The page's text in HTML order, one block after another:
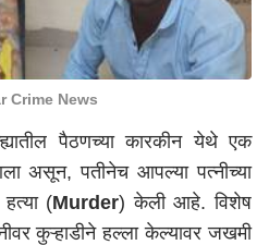
Crime News
पैठणच्या कारकीन येथे एक
असून, पतीनेच आपल्या पत्नीच्या
(Murder) केली आहे. विशेष
कुऱ्हाडीने हल्ला केल्यावर जखमी